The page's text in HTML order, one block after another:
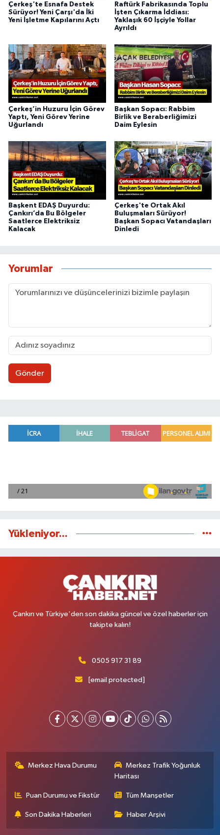
Çerkeş'te Esnafa Destek
Sürüyor! Yeni Çarşı'da İki
Yeni İşletme Kapılarını Açtı
Raftürk Fabrikasında Toplu
İşten Çıkarma İddiası:
Yaklaşık 60 İşçiyle Yollar
Ayrıldı
Çerkeş’in Huzuru İçin Görev
Yaptı, Yeni Görev Yerine
Uğurlandı
Başkan Sopacı: Rabbim
Birlik ve Beraberliğimizi
Daim Eylesin
Başkent EDAŞ Duyurdu:
Çankırı’da Bu Bölgeler
Saatlerce Elektriksiz
Kalacak
Çerkeş'te Ortak Akıl
Buluşmaları Sürüyor!
Başkan Sopacı Vatandaşları
Dinledi
Yorumlar
Gönder
Yükleniyor...
Çankırı ve Türkiye'den son dakika güncel ve özel haberler için
takipte kalın!
0505 917 31 89
[email protected]
Merkez Hava Durumu
Merkez Trafik Yoğunluk
Haritası
Puan Durumu ve Fikstür Tüm Manşetler
Son Dakika Haberleri Haber Arşivi